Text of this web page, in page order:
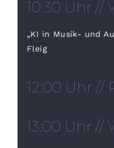
10:30 Uhr //
„KI in Musik- und
Fleig
12:00 Uhr //
13:00 Uhr //